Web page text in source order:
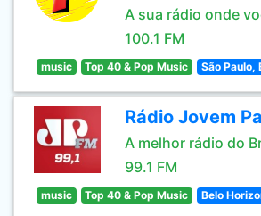
A sua rádio onde
100.1 FM
music Top 40 & Pop Music São Paulo,
Rádio Jovem
A melhor rádio do
99.1 FM
music Top 40 & Pop Music Belo